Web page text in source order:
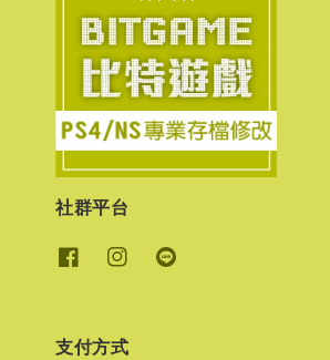
社群平台
支付方式